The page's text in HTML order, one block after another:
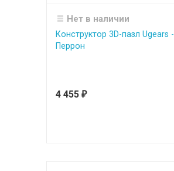
Нет в наличии
Конструктор 3D-пазл Ugears -
Перрон
4 455 ₽